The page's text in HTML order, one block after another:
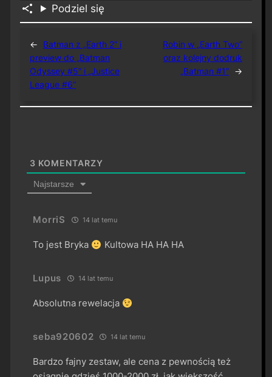
Podziel się
←
Batman z „Earth 2” i
preview do „Batman
Odyssey #5” i „Justice
League #6”
Robin w „Earth Two”
oraz kolejny dodruk
„Batman #1” →
3 KOMENTARZY
Najstarsze
MorriS 14 lat temu
To jest Bryka Kultowa HA HA HA
Lupus 14 lat temu
Absolutna rewelacja
seba920602 14 lat temu
Bardzo fajny zestaw, ale cena z pewnością też